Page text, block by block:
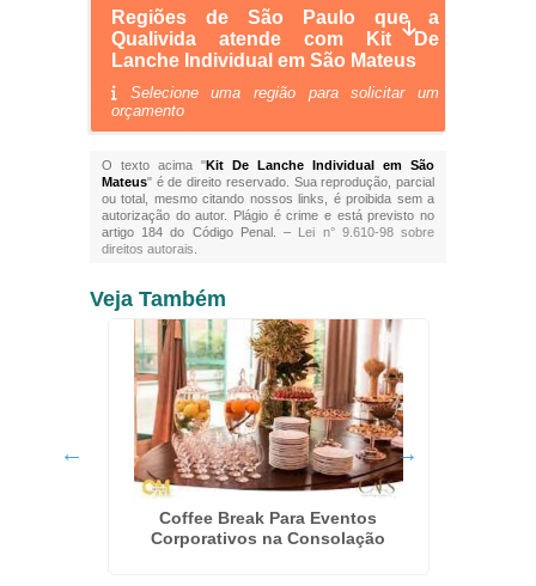
Regiões de São Paulo que a
Qualivida atende com Kit De
Lanche Individual em São Mateus
Selecione uma região para solicitar um
orçamento
O texto acima "Kit De Lanche Individual em São
Mateus" é de direito reservado. Sua reprodução, parcial
ou total, mesmo citando nossos links, é proibida sem a
autorização do autor. Plágio é crime e está previsto no
artigo 184 do Código Penal. – Lei n° 9.610-98 sobre
direitos autorais
Veja Também
Coffee Break Para Eventos
Corporativos na Consolação